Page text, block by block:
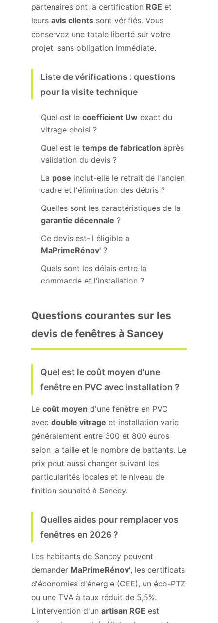
partenaires ont la certification RGE et
leurs avis clients sont vérifiés. Vous
conservez une totale liberté sur votre
projet, sans obligation immédiate.
Liste de vérifications : questions
pour la visite technique
Quel est le coefficient Uw exact du
vitrage choisi ?
Quel est le temps de fabrication après
validation du devis ?
La pose inclut-elle le retrait de l'ancien
cadre et l'élimination des débris ?
Quelles sont les caractéristiques de la
garantie décennale ?
Ce devis est-il éligible à
MaPrimeRénov' ?
Quels sont les délais entre la
commande et l'installation ?
Questions courantes sur les
devis de fenêtres à Sancey
Quel est le coût moyen d'une
fenêtre en PVC avec installation ?
Le coût moyen d'une fenêtre en PVC
avec double vitrage et installation varie
généralement entre 300 et 800 euros
selon la taille et le nombre de battants. Le
prix peut aussi changer suivant les
particularités locales et le niveau de
finition souhaité à Sancey.
Quelles aides pour remplacer vos
fenêtres en 2026 ?
Les habitants de Sancey peuvent
demander MaPrimeRénov', les certificats
d'économies d'énergie (CEE), un éco-PTZ
ou une TVA à taux réduit de 5,5%.
L'intervention d'un artisan RGE est